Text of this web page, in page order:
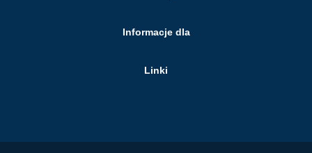
Informacje dla
Linki